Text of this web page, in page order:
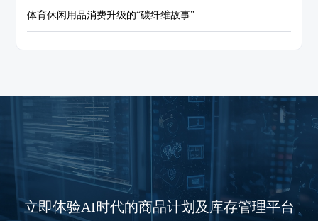
体育休闲用品消费升级的“碳纤维故事”
立即体验AI时代的商品计划及库存管理平台